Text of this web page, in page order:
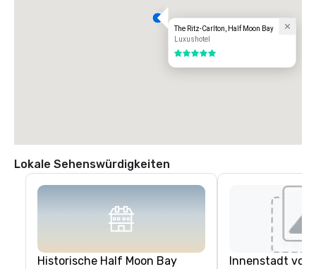
The Ritz-Carlton, Half Moon Bay
Luxushotel
5 von 5
Lokale Sehenswürdigkeiten
Historische Half Moon Bay Innenstadt von